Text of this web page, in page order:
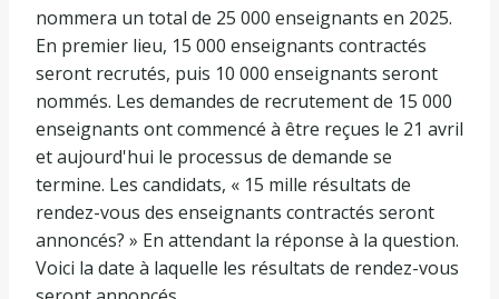
nommera un total de 25 000 enseignants en 2025.
En premier lieu, 15 000 enseignants contractés
seront recrutés, puis 10 000 enseignants seront
nommés. Les demandes de recrutement de 15 000
enseignants ont commencé à être reçues le 21 avril
et aujourd'hui le processus de demande se
termine. Les candidats, « 15 mille résultats de
rendez-vous des enseignants contractés seront
annoncés? » En attendant la réponse à la question.
Voici la date à laquelle les résultats de rendez-vous